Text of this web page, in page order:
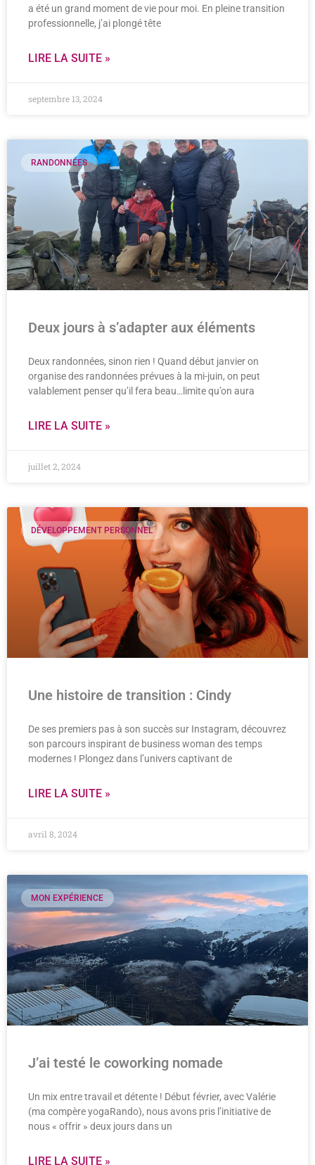
a été un grand moment de vie pour moi. En pleine transition
professionnelle, j’ai plongé tête
LIRE LA SUITE »
septembre 13, 2024
RANDONNÉES
Deux jours à s’adapter aux éléments
Deux randonnées, sinon rien ! Quand début janvier on
organise des randonnées prévues à la mi-juin, on peut
valablement penser qu’il fera beau…limite qu’on aura
LIRE LA SUITE »
juillet 2, 2024
DÉVELOPPEMENT PERSONNEL
Une histoire de transition : Cindy
De ses premiers pas à son succès sur Instagram, découvrez
son parcours inspirant de business woman des temps
modernes ! Plongez dans l’univers captivant de
LIRE LA SUITE »
avril 8, 2024
MON EXPÉRIENCE
J’ai testé le coworking nomade
Un mix entre travail et détente ! Début février, avec Valérie
(ma compère yogaRando), nous avons pris l’initiative de
nous « offrir » deux jours dans un
LIRE LA SUITE »